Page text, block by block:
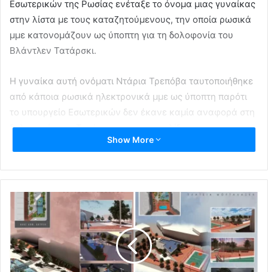
Εσωτερικών της Ρωσίας ενέταξε το όνομα μιας γυναίκας
στην λίστα με τους καταζητούμενους, την οποία ρωσικά
μμε κατονομάζουν ως ύποπτη για τη δολοφονία του
Βλάντλεν Τατάρσκι.
Η γυναίκα αυτή ονόματι Ντάρια Τρεπόβα ταυτοποιήθηκε
από κάποια ρωσικά ηλεκτρονικά μμε ως ύποπτη παρότι
το υπουργείο Εσωτερικών δεν έκανε καμία αναφορά στη
δολοφονία του Τατάρσκι στην ιστοσελίδα του.
αποτέλεσμα να χάσει τη ζωή του ο ίδιος και να
τραυματιστούν 32 άνθρωποι, εκ των οποίων οι δέκα
σοβαρά.
Ανώτερος Ρώσος αξιωματούχος κατηγόρησε την
Ουκρανία για την επίθεση, χωρίς να δώσει στοιχεία για να
στηρίξει τον ισχυρισμό του. Σύμβουλος του ουκρανού
Show More